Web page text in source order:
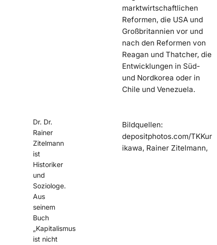
marktwirtschaftlichen
Reformen, die USA und
Großbritannien vor und
nach den Reformen von
Reagan und Thatcher, die
Entwicklungen in Süd-
und Nordkorea oder in
Chile und Venezuela.
Dr. Dr.
Rainer
Zitelmann
ist
Historiker
und
Soziologe.
Aus
seinem
Buch
„Kapitalismus
ist nicht
Bildquellen:
depositphotos.com/TKKur
ikawa, Rainer Zitelmann,